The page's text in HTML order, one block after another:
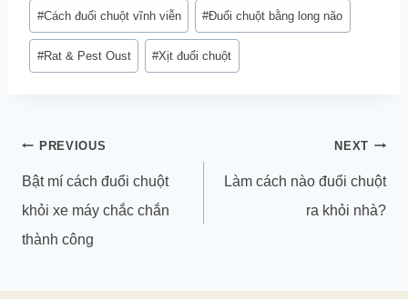
#Cách đuổi chuột vĩnh viễn #Đuổi chuột bằng long não
#Rat & Pest Oust #Xịt đuổi chuột
Điều
hướng
bài
viết
PREVIOUS
Bật mí cách đuổi chuột
khỏi xe máy chắc chắn
thành công
NEXT
Làm cách nào đuổi chuột
ra khỏi nhà?